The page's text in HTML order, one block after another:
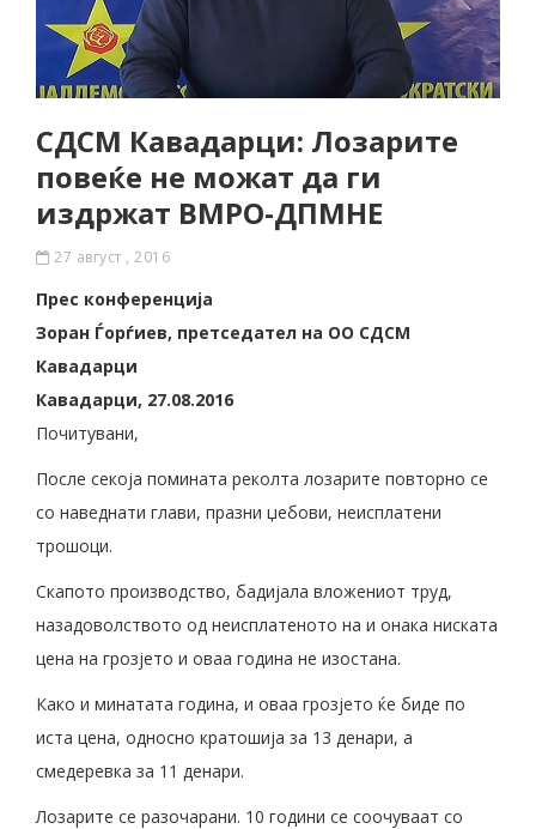
СДСМ Кавадарци: Лозарите
повеќе не можат да ги
издржат ВМРО-ДПМНЕ
27 август , 2016
Прес конференција
Зоран Ѓорѓиев, претседател на ОО СДСМ
Кавадарци
Кавадарци, 27.08.2016
Почитувани,
После секоја помината реколта лозарите повторно се
со наведнати глави, празни џебови, неисплатени
трошоци.
Скапото производство, бадијала вложениот труд,
назадоволството од неисплатеното на и онака ниската
цена на грозјето и оваа година не изостана.
Како и минатата година, и оваа грозјето ќе биде по
иста цена, односно кратошија за 13 денари, а
смедеревка за 11 денари.
Лозарите се разочарани. 10 години се соочуваат со